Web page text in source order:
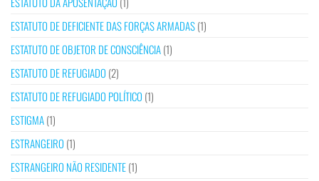
ESTATUTO DE DEFICIENTE DAS FORÇAS ARMADAS(1)
ESTATUTO DE OBJETOR DE CONSCIÊNCIA(1)
ESTATUTO DE REFUGIADO (2)
ESTATUTO DE REFUGIADO POLÍTICO (1)
ESTIGMA(1)
ESTRANGEIRO (1)
ESTRANGEIRO NÃO RESIDENTE(1)